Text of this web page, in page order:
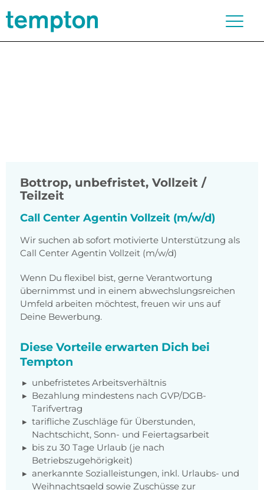
Bottrop, unbefristet, Vollzeit /
Teilzeit
Call Center Agentin Vollzeit (m/w/d)
Wir suchen ab sofort motivierte Unterstützung als
Call Center Agentin Vollzeit (m/w/d)
Wenn Du flexibel bist, gerne Verantwortung
übernimmst und in einem abwechslungsreichen
Umfeld arbeiten möchtest, freuen wir uns auf
Deine Bewerbung.
Diese Vorteile erwarten Dich bei
Tempton
unbefristetes Arbeitsverhältnis
Bezahlung mindestens nach GVP/DGB-
Tarifvertrag
tarifliche Zuschläge für Überstunden,
Nachtschicht, Sonn- und Feiertagsarbeit
bis zu 30 Tage Urlaub (je nach
Betriebszugehörigkeit)
anerkannte Sozialleistungen, inkl. Urlaubs- und
Weihnachtsgeld sowie Zuschüsse zur